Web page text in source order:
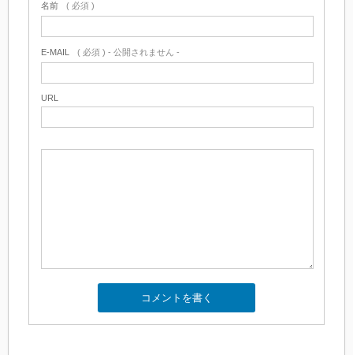
名前 ( 必須 )
E-MAIL ( 必須 ) - 公開されません -
URL